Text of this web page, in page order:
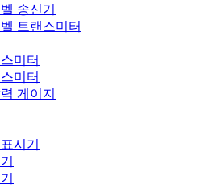
송신기
트랜스미터
미터
미터
게이지
시기